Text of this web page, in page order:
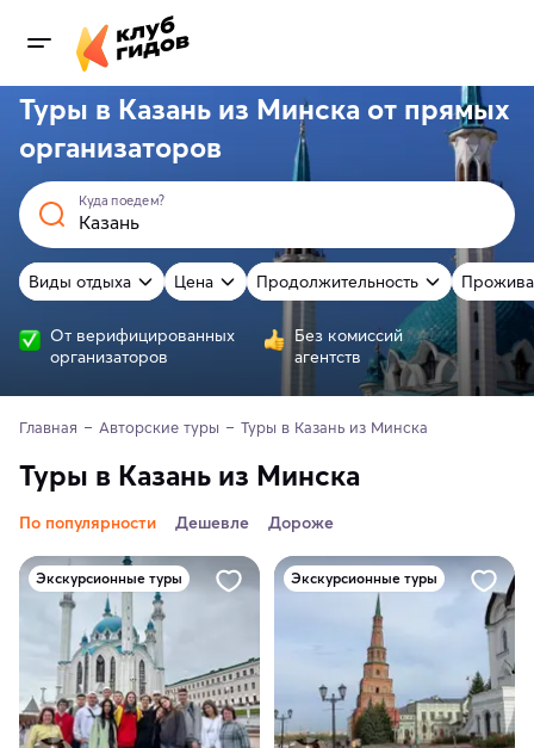
Туры в Казань из Минска от прямых
организаторов
Куда поедем?
Виды отдыха Цена Продолжительность
От верифицированных
организаторов
Без комиссий
агентств
Главная Авторские туры Туры в Казань из Минска
Туры в Казань из Минска
По популярности Дешевле Дороже
Экскурсионные туры Экскурсионные туры